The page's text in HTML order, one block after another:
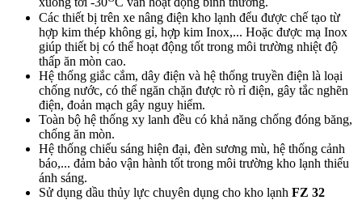
Các thiết bị trên xe nâng điện kho lạnh đểu được chế tạo từ
hợp kim thép không gỉ, hợp kim Inox,... Hoặc được mạ Inox
giúp thiết bị có thể hoạt động tốt trong môi trường nhiệt độ
thấp ăn mòn cao.
Hệ thống giắc cắm, dây điện và hệ thống truyền điện là loại
chống nước, có thể ngăn chặn được rò rỉ điện, gây tắc nghẽn
điện, đoản mạch gây nguy hiểm.
Toàn bộ hệ thống xy lanh đều có khả năng chống đóng băng,
chống ăn mòn.
Hệ thống chiếu sáng hiện đại, đèn sương mù, hệ thống cảnh
báo,... đảm bảo vận hành tốt trong môi trường kho lạnh thiếu
ánh sáng.
Sử dụng dầu thủy lực chuyên dụng cho kho lạnh FZ 32